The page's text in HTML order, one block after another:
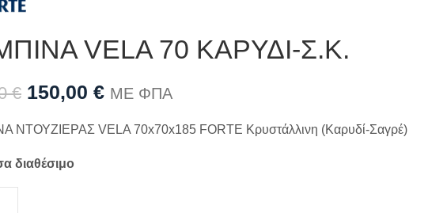
VELA 70 ΚΑΡΥΔΙ-Σ.Κ.
€ 150,00 € ΜΕ ΦΠΑ
ΝΤΟΥΖΙΕΡΑΣ VELA 70x70x185 FORTE Κρυστάλλινη (Καρυδί-Σαγρέ)
διαθέσιμο